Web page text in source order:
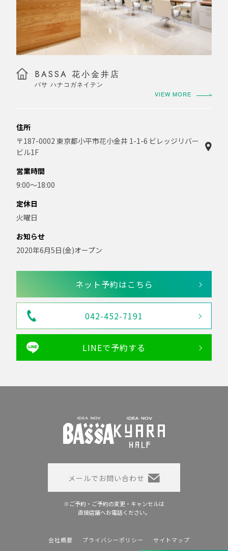
BASSA 花小金井店
バサ ハナコガネイテン
VIEW MORE
住所
〒187-0002 東京都小平市花小金井 1-1-6 ビレッジリバー
ビル1F
営業時間
9:00〜18:00
定休日
火曜日
お知らせ
2020年6月5日(金)オープン
ネット予約はこちら
042-452-7191
LINEで予約する
メールでお問い合わせ
※ご予約・ご予約の変更・キャンセルは
直接店舗へお電話ください。
会社概要 プライバシーポリシー サイトマップ